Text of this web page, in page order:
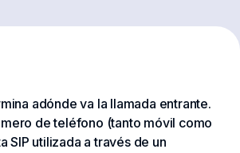
adónde va la llamada entrante.
de teléfono (tanto móvil como
SIP utilizada a través de un